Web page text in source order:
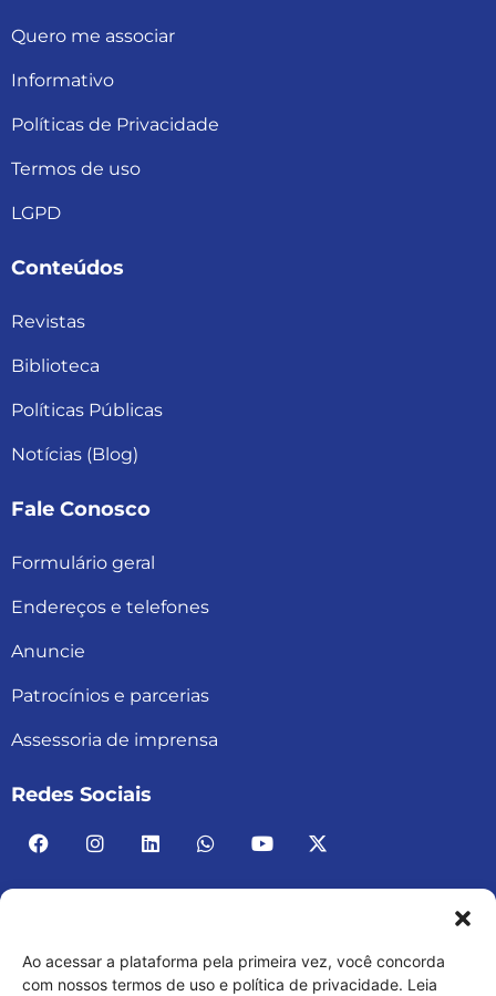
Ao acessar a plataforma pela primeira vez, você concorda
com nossos termos de uso e política de privacidade. Leia
Quero me associar
Informativo
Políticas de Privacidade
Termos de uso
LGPD
Conteúdos
Revistas
Biblioteca
Políticas Públicas
Notícias (Blog)
Fale Conosco
Formulário geral
Endereços e telefones
Anuncie
Patrocínios e parcerias
Assessoria de imprensa
Redes Sociais
ACAD BRASIL – ASSOCIAÇÃO BRASILEIRA DE